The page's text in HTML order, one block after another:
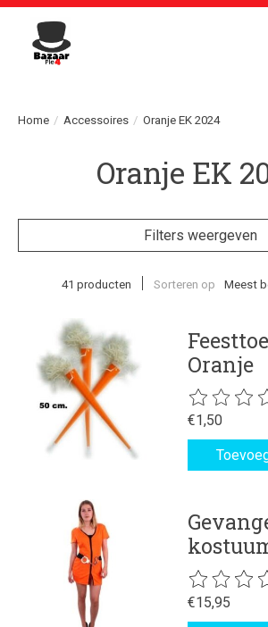
Home / Accessoires / Oranje EK 2024
Oranje EK
Filters weergeven
41 producten Sorteren op Meest
Oranje
De
€1,50
De
€15,95